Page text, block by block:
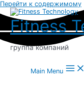
Перейти к содержимому
Fitness
группа компаний
Main Menu